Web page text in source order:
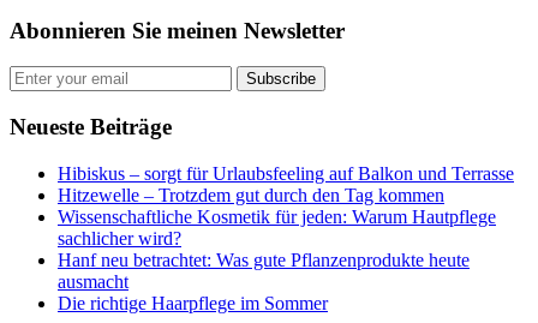
Abonnieren Sie meinen Newsletter
Subscribe
Neueste Beiträge
Hibiskus – sorgt für Urlaubsfeeling auf Balkon und Terrasse
Hitzewelle – Trotzdem gut durch den Tag kommen
Wissenschaftliche Kosmetik für jeden: Warum Hautpflege
sachlicher wird?
Hanf neu betrachtet: Was gute Pflanzenprodukte heute
ausmacht
Die richtige Haarpflege im Sommer